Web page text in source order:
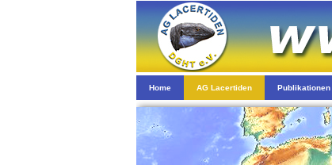
Home AG Lacertiden Publikationen